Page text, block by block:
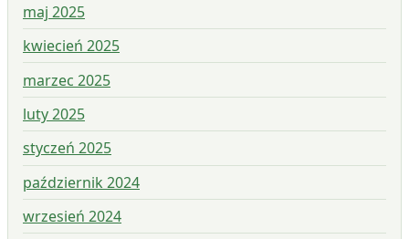
maj 2025
kwiecień 2025
marzec 2025
luty 2025
styczeń 2025
październik 2024
wrzesień 2024